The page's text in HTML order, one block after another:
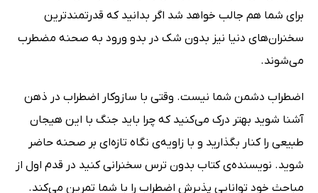
برای شما هم جالب خواهد شد اگر بدانید که قدرتمندترین
سخنران‌های دنیا نیز بدون شک در بدو ورود به صحنه مضطرب
می‌شوند.
اضطراب دشمن شما نیست. وقتی با سازوکار اضطراب در ذهن
آشنا شوید بهتر درک می‌کنید که چرا باید جنگ با این هیجان
طبیعی را کنار بگذارید و با زاویه‌ی نگاه تازه‌ای بر صحنه حاضر
شوید. نویسنده‌ی کتاب بدون ترس سخنرانی کنید در قدم اول از
مباحث خود توانایی پذیرش اضطراب را با شما تمرین می‌کند.